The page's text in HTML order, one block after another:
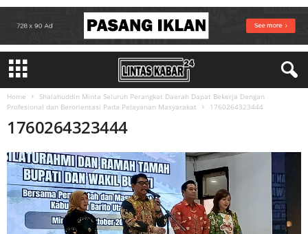
Home
Shalahuddin Minta Seluruh Perangkat Daerah Dapat Bekerja Dengan
Profesional dan Berorientasi Pada Pelayanan Masyarakat
1760264323444
1760264323444